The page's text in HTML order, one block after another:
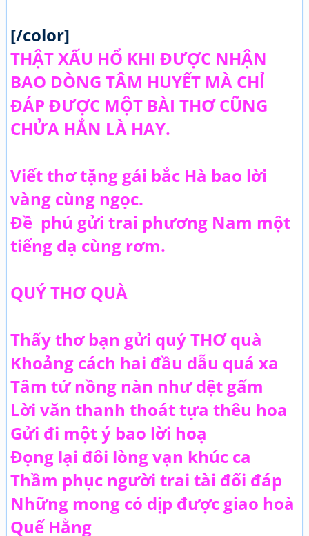
[/color]
THẬT XẤU HỔ KHI ĐƯỢC NHẬN
BAO DÒNG TÂM HUYẾT MÀ CHỈ
ĐÁP ĐƯỢC MỘT BÀI THƠ CŨNG
CHỬA HẲN LÀ HAY.
Viết thơ tặng gái bắc Hà bao lời
vàng cùng ngọc.
Đề phú gửi trai phương Nam một
tiếng dạ cùng rơm.
QUÝ THƠ QUÀ
Thấy thơ bạn gửi quý THƠ quà
Khoảng cách hai đầu dẫu quá xa
Tâm tứ nồng nàn như dệt gấm
Lời văn thanh thoát tựa thêu hoa
Gửi đi một ý bao lời hoạ
Đọng lại đôi lòng vạn khúc ca
Thầm phục người trai tài đối đáp
Những mong có dịp được giao hoà
Quế Hằng